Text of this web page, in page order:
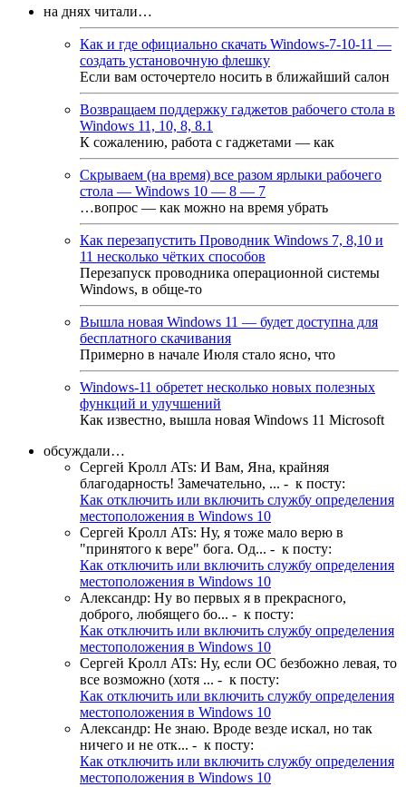
на днях читали…
Как и где официально скачать Windows-7-10-11 —
создать установочную флешку
Если вам осточертело носить в ближайший салон
Возвращаем поддержку гаджетов рабочего стола в
Windows 11, 10, 8, 8.1
К сожалению, работа с гаджетами — как
Скрываем (на время) все разом ярлыки рабочего
стола — Windows 10 — 8 — 7
…вопрос — как можно на время убрать
Как перезапустить Проводник Windows 7, 8,10 и
11 несколько чётких способов
Перезапуск проводника операционной системы
Windows, в обще-то
Вышла новая Windows 11 — будет доступна для
бесплатного скачивания
Примерно в начале Июля стало ясно, что
Windows-11 обретет несколько новых полезных
функций и улучшений
Как известно, вышла новая Windows 11 Microsoft
обсуждали…
Сергей Кролл ATs: И Вам, Яна, крайняя
благодарность! Замечательно, ... - к посту:
Как отключить или включить службу определения
местоположения в Windows 10
Сергей Кролл ATs: Ну, я тоже мало верю в
"принятого к вере" бога. Од... - к посту:
Как отключить или включить службу определения
местоположения в Windows 10
Александр: Ну во первых я в прекрасного,
доброго, любящего бо... - к посту:
Как отключить или включить службу определения
местоположения в Windows 10
Сергей Кролл ATs: Ну, если ОС безбожно левая, то
все возможно (хотя ... - к посту:
Как отключить или включить службу определения
местоположения в Windows 10
Александр: Не знаю. Вроде везде искал, но так
ничего и не отк... - к посту:
Как отключить или включить службу определения
местоположения в Windows 10